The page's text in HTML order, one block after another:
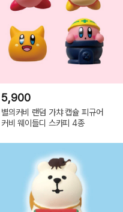
5,900
별의커비 랜덤 가챠 캡슐 피규어
커비 웨이들디 스카피 4종